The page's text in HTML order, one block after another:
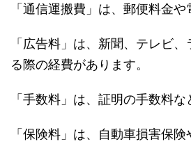
「通信運搬費」は、郵便料金や
「広告料」は、新聞、テレビ
る際の経費があります。
「手数料」は、証明の手数料な
「保険料」は、自動車損害保